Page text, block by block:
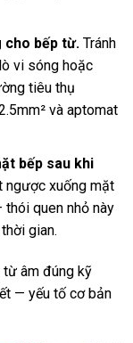
cho bếp từ.Tránh
vi sóng hoặc
tiêu thụ
và aptomat
bếp sau khi
ngược xuống mặt
quen nhỏ này
gian.
từ âm đúng kỹ
— yếu tố cơ bản